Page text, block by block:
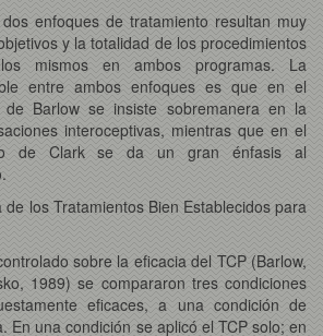
enfoques de tratamiento resultan muy
y la totalidad de los procedimientos
mismos en ambos programas. La
entre ambos enfoques es que en el
Barlow se insiste sobremanera en la
interoceptivas, mientras que en el
de Clark se da un gran énfasis al
los Tratamientos Bien Establecidos para
sobre la eficacia del TCP (Barlow,
1989) se compararon tres condiciones
eficaces, a una condición de
En una condición se aplicó el TCP solo; en